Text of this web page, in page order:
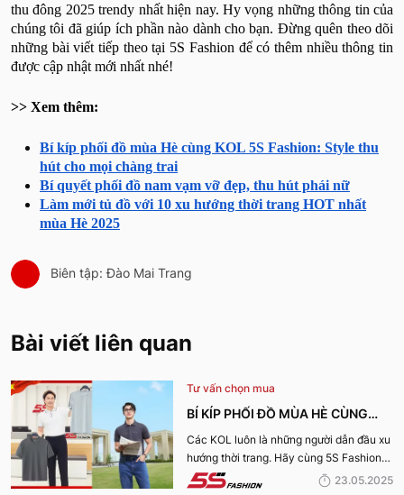
thu đông 2025 trendy nhất hiện nay. Hy vọng những thông tin của
chúng tôi đã giúp ích phần nào dành cho bạn. Đừng quên theo dõi
những bài viết tiếp theo tại 5S Fashion để có thêm nhiều thông tin
được cập nhật mới nhất nhé!
>> Xem thêm:
Bí kíp phối đồ mùa Hè cùng KOL 5S Fashion: Style thu
hút cho mọi chàng trai
Bí quyết phối đồ nam vạm vỡ đẹp, thu hút phái nữ
Làm mới tủ đồ với 10 xu hướng thời trang HOT nhất
mùa Hè 2025
Biên tập: Đào Mai Trang
Bài viết liên quan
Tư vấn chọn mua
BÍ KÍP PHỐI ĐỒ MÙA HÈ CÙNG
KOL 5S FASHION: STYLE THU HÚT
CHO MỌI CHÀNG TRAI
Các KOL luôn là những người dẫn đầu xu
hướng thời trang. Hãy cùng 5S Fashion
điểm qua những bí kíp phối đồ mùa hè
23.05.2025